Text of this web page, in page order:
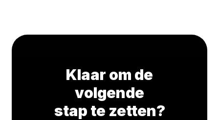
Klaar om de
volgende
stap te zetten?